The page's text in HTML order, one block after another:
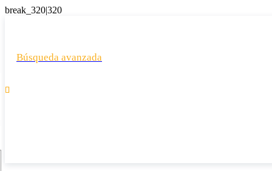
Búsqueda avanzada